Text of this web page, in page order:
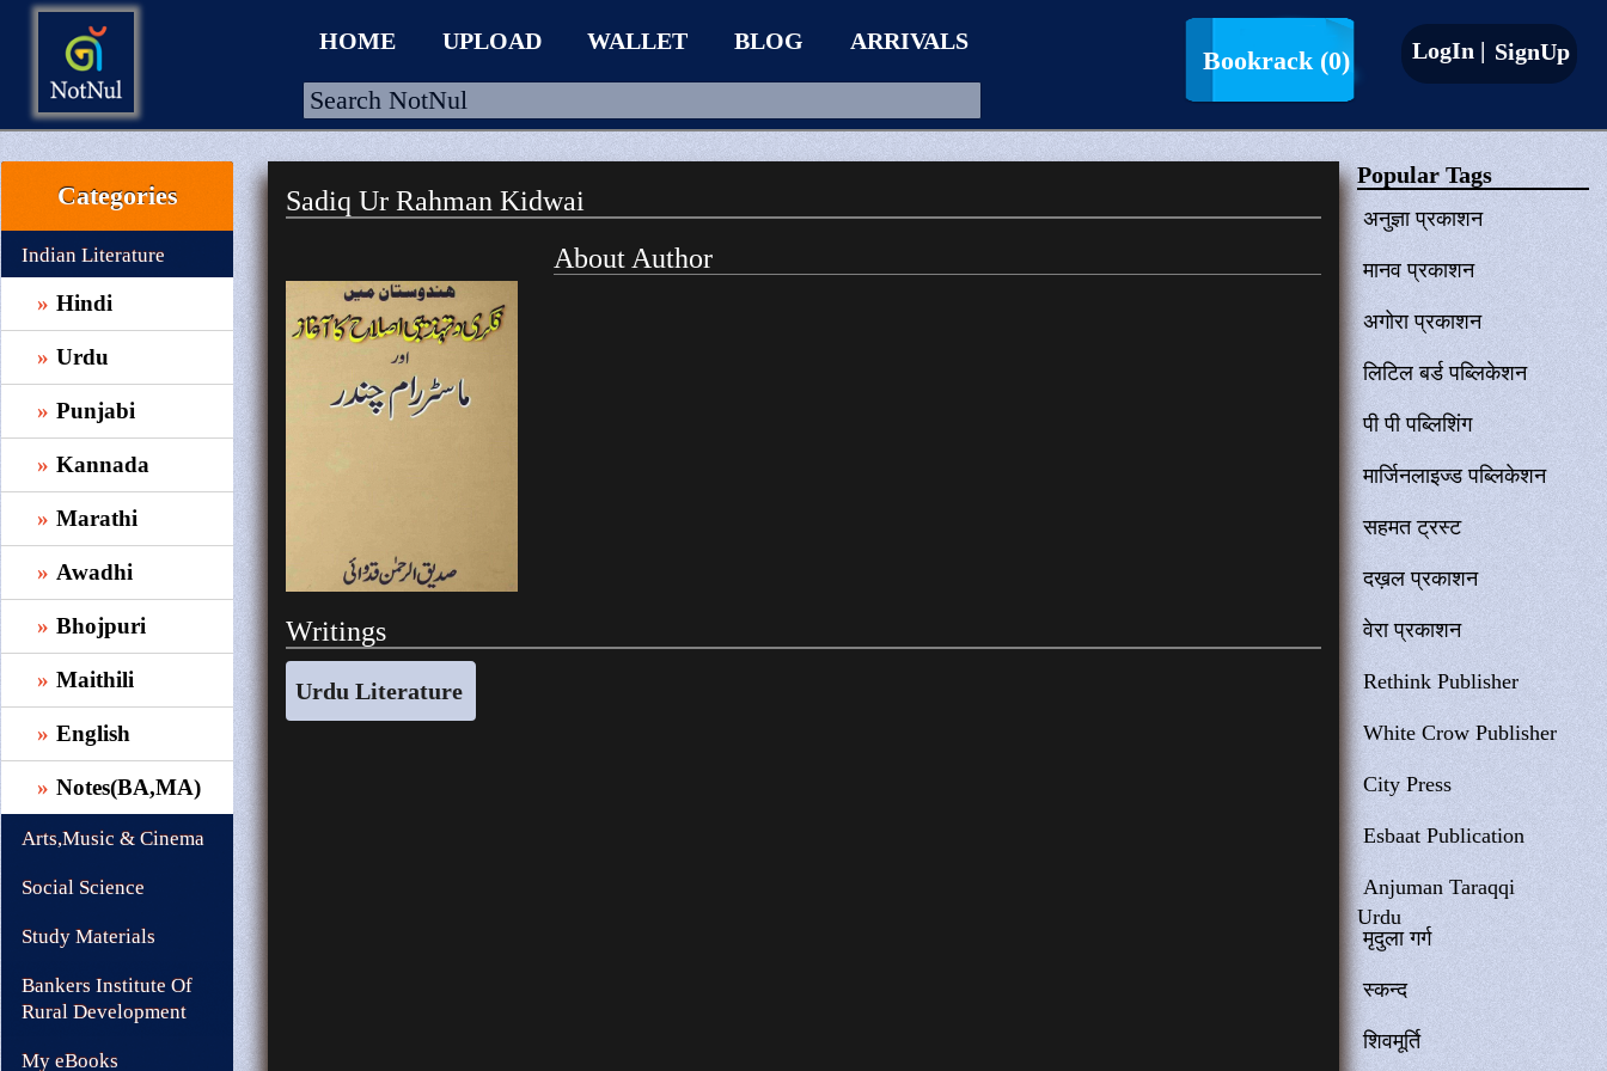
HOME
UPLOAD
WALLET
BLOG
ARRIVALS
CATEGORIES >
HOME UPLOAD WALLET BLOG ARRIVALS
Bookrack (0) LogIn | SignUp
Categories
Indian Literature
Hindi
Urdu
Punjabi
Kannada
Marathi
Awadhi
Bhojpuri
Maithili
English
Notes(BA,MA)
Arts,Music & Cinema
Social Science
Study Materials
Bankers Institute Of
Rural Development
My eBooks
Sadiq Ur Rahman Kidwai
About Author
Writings
Urdu Literature
Popular Tags
अनुज्ञा प्रकाशन
मानव प्रकाशन
अगोरा प्रकाशन
लिटिल बर्ड पब्लिकेशन
पी पी पब्लिशिंग
मार्जिनलाइज्ड पब्लिकेशन
सहमत ट्रस्ट
दख़ल प्रकाशन
वेरा प्रकाशन
Rethink Publisher
White Crow Publisher
City Press
Esbaat Publication
Anjuman Taraqqi
Urdu
मृदुला गर्ग
स्कन्द
शिवमूर्ति